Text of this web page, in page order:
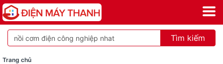
Tìm kiếm
Trang chủ